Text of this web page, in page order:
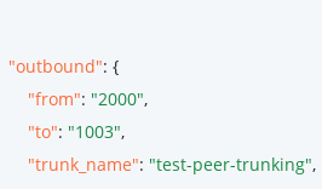
"outbound": {
"from": "2000",
"to": "1003",
"trunk_name": "test-peer-trunking",